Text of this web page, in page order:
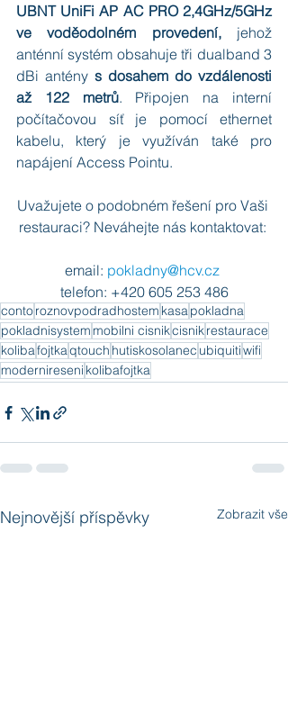
UBNT UniFi AP AC PRO 2,4GHz/5GHz
ve voděodolném provedení, jehož
anténní systém obsahuje tři dualband 3
dBi antény s dosahem do vzdálenosti
až 122 metrů. Připojen na interní
počítačovou síť je pomocí ethernet
kabelu, který je využíván také pro
napájení Access Pointu.
Uvažujete o podobném řešení pro Vaši
restauraci? Neváhejte nás kontaktovat:
email: pokladny@hcv.cz
telefon: +420 605 253 486
contoroznovpodradhostem kasapokladna
pokladnisystemmobilni cisnikcisnikrestaurace
kolibafojtkaqtouch hutiskosolanec ubiquitiwifi
modernireseni kolibafojtka
Nejnovější příspěvky Zobrazit vše